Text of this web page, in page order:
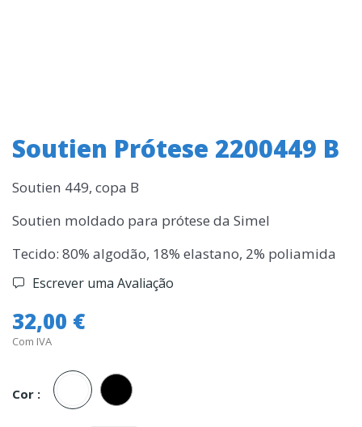
Soutien Prótese 2200449 B
Soutien 449, copa B
Soutien moldado para prótese da Simel
Tecido: 80% algodão, 18% elastano, 2% poliamida
Escrever uma Avaliação
32,00 €
Com IVA
Cor :
Branco